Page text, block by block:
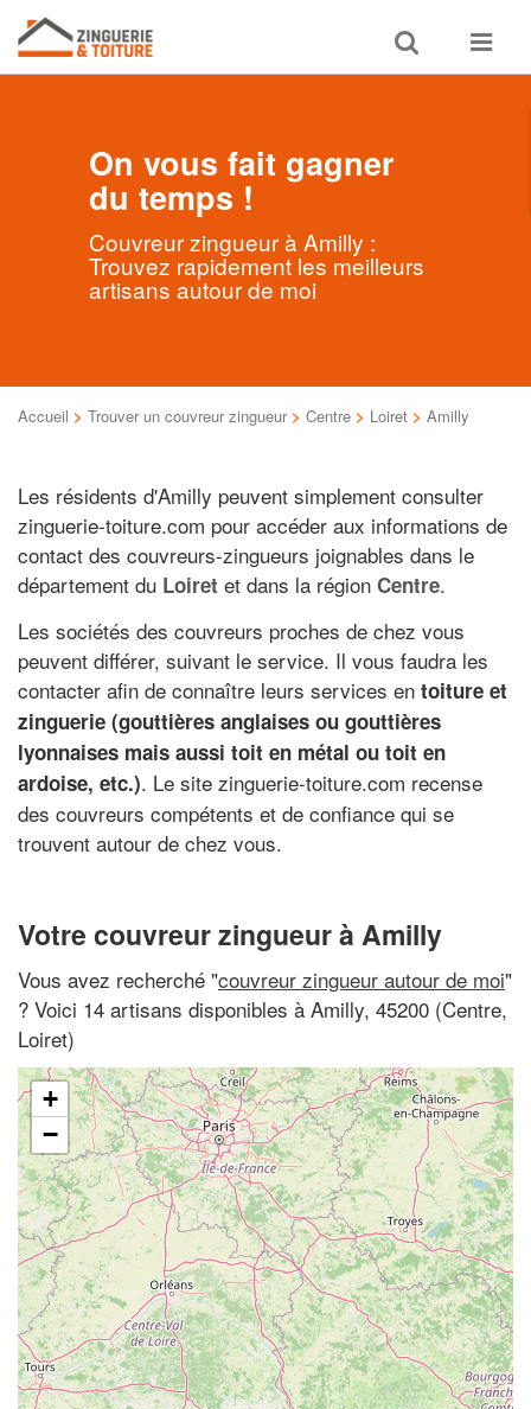
Toggle
search
Toggle
On vous fait gagner
du temps !
Couvreur zingueur à Amilly :
Trouvez rapidement les meilleurs
artisans autour de moi
Accueil > Trouver un couvreur zingueur > Centre > Loiret > Amilly
Les résidents d'Amilly peuvent simplement consulter
zinguerie-toiture.com pour accéder aux informations de
contact des couvreurs-zingueurs joignables dans le
département du Loiret et dans la région Centre.
Les sociétés des couvreurs proches de chez vous
peuvent différer, suivant le service. Il vous faudra les
contacter afin de connaître leurs services en toiture et
zinguerie (gouttières anglaises ou gouttières
lyonnaises mais aussi toit en métal ou toit en
ardoise, etc.). Le site zinguerie-toiture.com recense
des couvreurs compétents et de confiance qui se
trouvent autour de chez vous.
Votre couvreur zingueur à Amilly
Vous avez recherché "couvreur zingueur autour de moi"
? Voici 14 artisans disponibles à Amilly, 45200 (Centre,
Loiret)
+
−